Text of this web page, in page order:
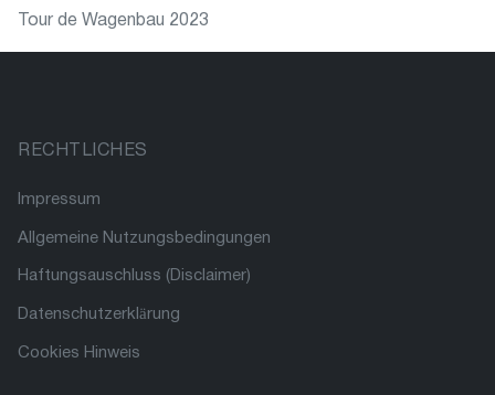
Tour de Wagenbau 2023
RECHTLICHES
Impressum
Allgemeine Nutzungsbedingungen
Haftungsauschluss (Disclaimer)
Datenschutzerklärung
Cookies Hinweis